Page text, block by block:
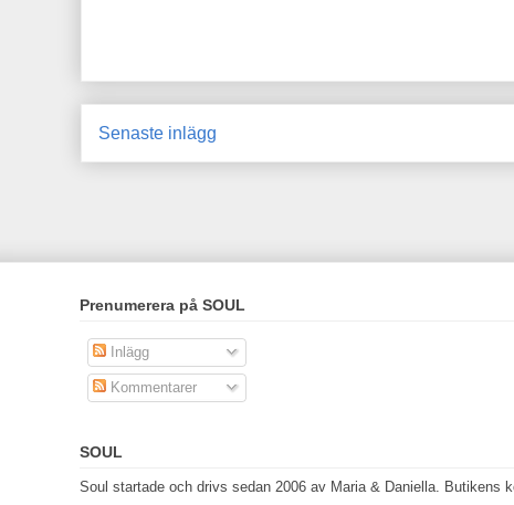
Senaste inlägg
Prenumerera på SOUL
Inlägg
Kommentarer
SOUL
Soul startade och drivs sedan 2006 av Maria & Daniella. Butikens